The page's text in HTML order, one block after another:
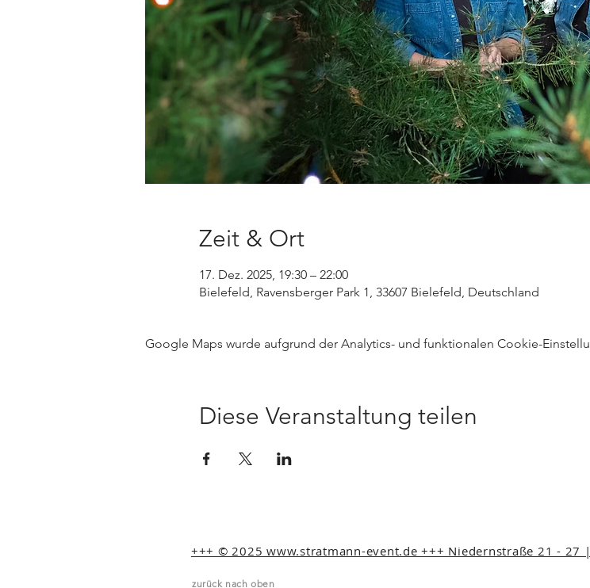
Zeit & Ort
17. Dez. 2025, 19:30 – 22:00
Bielefeld, Ravensberger Park 1, 33607 Bielefeld, Deutschland
Google Maps wurde aufgrund der Analytics- und funktionalen Cookie-
Diese Veranstaltung teilen
+++ © 2025 www.stratmann-event.de +++ Niedernstraße 21 - 27
zurück nach oben